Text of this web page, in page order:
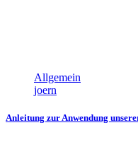
Allgemein
joern
Anleitung zur Anwendung